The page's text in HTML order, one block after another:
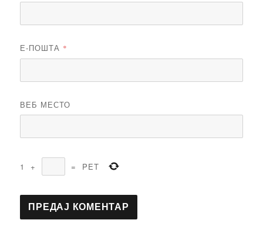
Е-ПОШТА *
ВЕБ МЕСТО
1 + = PET